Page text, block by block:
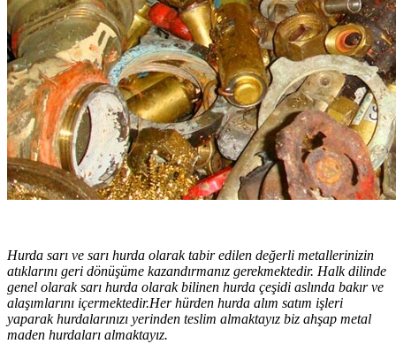
Hurda sarı ve sarı hurda olarak tabir edilen değerli metallerinizin
atıklarını geri dönüşüme kazandırmanız gerekmektedir. Halk dilinde
genel olarak sarı hurda olarak bilinen hurda çeşidi aslında bakır ve
alaşımlarını içermektedir.Her hürden hurda alım satım işleri
yaparak hurdalarınızı yerinden teslim almaktayız biz ahşap metal
maden hurdaları almaktayız.